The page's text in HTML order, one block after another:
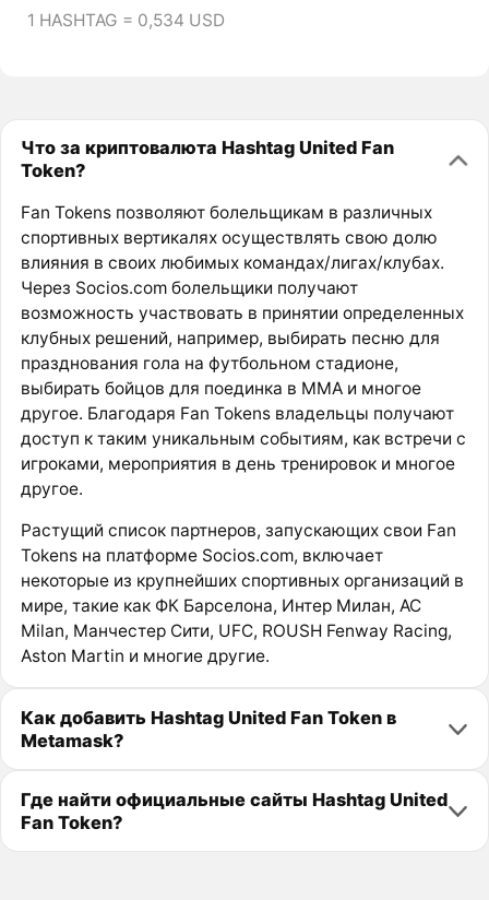
1 HASHTAG = 0,534 USD
Что за криптовалюта Hashtag United Fan
Token?
Fan Tokens позволяют болельщикам в различных
спортивных вертикалях осуществлять свою долю
влияния в своих любимых командах/лигах/клубах.
Через Socios.com болельщики получают
возможность участвовать в принятии определенных
клубных решений, например, выбирать песню для
празднования гола на футбольном стадионе,
выбирать бойцов для поединка в ММА и многое
другое. Благодаря Fan Tokens владельцы получают
доступ к таким уникальным событиям, как встречи с
игроками, мероприятия в день тренировок и многое
другое.
Растущий список партнеров, запускающих свои Fan
Tokens на платформе Socios.com, включает
некоторые из крупнейших спортивных организаций в
мире, такие как ФК Барселона, Интер Милан, AC
Milan, Манчестер Сити, UFC, ROUSH Fenway Racing,
Aston Martin и многие другие.
Как добавить Hashtag United Fan Token в
Metamask?
Где найти официальные сайты Hashtag United
Fan Token?